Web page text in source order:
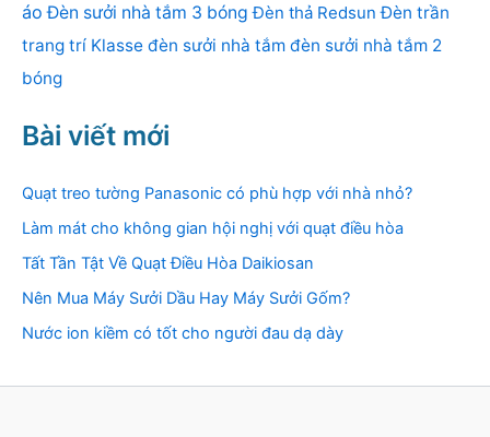
áo Đèn sưởi nhà tắm 3 bóng Đèn thả Redsun Đèn trần
trang trí Klasse đèn sưởi nhà tắm đèn sưởi nhà tắm 2
bóng
Bài viết mới
Quạt treo tường Panasonic có phù hợp với nhà nhỏ?
Làm mát cho không gian hội nghị với quạt điều hòa
Tất Tần Tật Về Quạt Điều Hòa Daikiosan
Nên Mua Máy Sưởi Dầu Hay Máy Sưởi Gốm?
Nước ion kiềm có tốt cho người đau dạ dày